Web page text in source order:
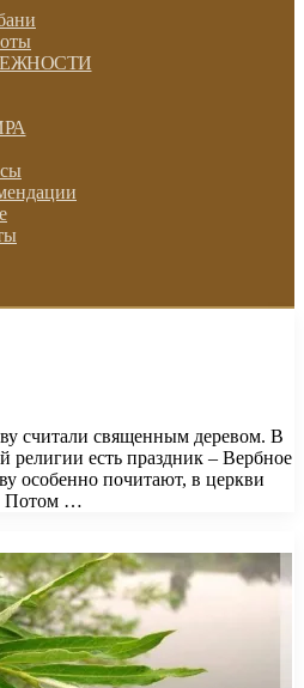
считали священным деревом. В
религии есть праздник – Вербное
особенно почитают, в церкви
Потом …